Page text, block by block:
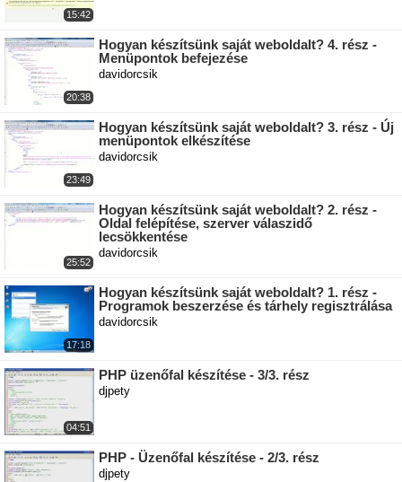
15:42
20:38
Hogyan készítsünk saját weboldalt? 4. rész -
Menüpontok befejezése
davidorcsik
23:49
Hogyan készítsünk saját weboldalt? 3. rész - Új
menüpontok elkészítése
davidorcsik
25:52
Hogyan készítsünk saját weboldalt? 2. rész -
Oldal felépítése, szerver válaszidő
lecsökkentése
davidorcsik
17:18
Hogyan készítsünk saját weboldalt? 1. rész -
Programok beszerzése és tárhely regisztrálása
davidorcsik
04:51
PHP üzenőfal készítése - 3/3. rész
djpety
PHP - Üzenőfal készítése - 2/3. rész
djpety